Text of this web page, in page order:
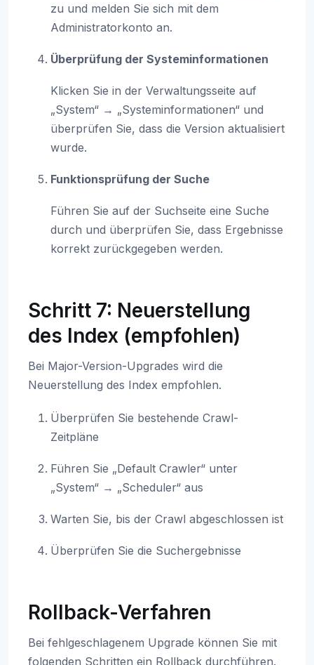
zu und melden Sie sich mit dem
Administratorkonto an.
Überprüfung der Systeminformationen
Klicken Sie in der Verwaltungsseite auf
„System“ → „Systeminformationen“ und
überprüfen Sie, dass die Version aktualisiert
wurde.
Funktionsprüfung der Suche
Führen Sie auf der Suchseite eine Suche
durch und überprüfen Sie, dass Ergebnisse
korrekt zurückgegeben werden.
Schritt 7: Neuerstellung
des Index (empfohlen)
Bei Major-Version-Upgrades wird die
Neuerstellung des Index empfohlen.
Überprüfen Sie bestehende Crawl-
Zeitpläne
Führen Sie „Default Crawler“ unter
„System“ → „Scheduler“ aus
Warten Sie, bis der Crawl abgeschlossen ist
Überprüfen Sie die Suchergebnisse
Rollback-Verfahren
Bei fehlgeschlagenem Upgrade können Sie mit
folgenden Schritten ein Rollback durchführen.